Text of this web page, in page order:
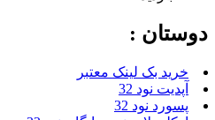
دوستان :
خرید بک لینک معتبر
آپدیت نود 32
پسورد نود 32